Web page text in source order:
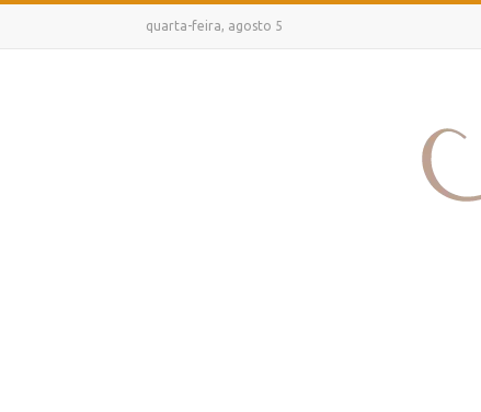
quarta-feira, agosto 5